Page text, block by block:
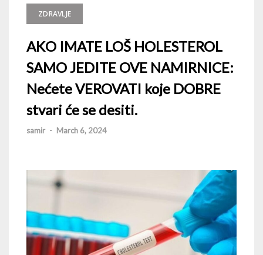
ZDRAVLJE
AKO IMATE LOŠ HOLESTEROL
SAMO JEDITE OVE NAMIRNICE:
Nećete VEROVATI koje DOBRE
stvari će se desiti.
samir - March 6, 2024